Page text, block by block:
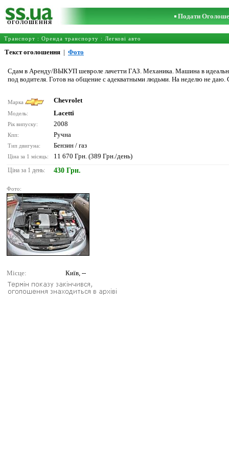
ОГОЛОШЕННЯ
Подати
Транспорт : Оренда транспорту : Легкові авто
Текст оголошення | Фото
Сдам в Аренду/ВЫКУП шевроле лачетти ГАЗ. Механика. Машина в
под водителя. Готов на общение с адекватными людьми. На неделю не
Марка Chevrolet
Модель: Lacetti
Рік випуску: 2008
Кпп: Ручна
Тип двигуна: Бензин / газ
Ціна за 1 місяць: 11 670 Грн. (389 Грн./день)
Ціна за 1 день: 430 Грн.
Фото:
Місце: Київ, --